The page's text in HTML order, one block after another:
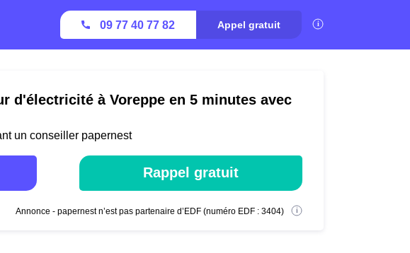
09 77 40 77 82 Appel gratuit
d'électricité à Voreppe en 5 minutes avec
un conseiller papernest
Rappel gratuit
Annonce - papernest n’est pas partenaire d’EDF (numéro EDF : 3404)